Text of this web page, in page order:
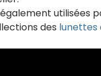
utilisées
des lunettes